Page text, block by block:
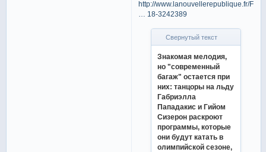
http://www.lanouvellerepublique.fr/Fran
… 18-3242389
Свернутый текст
Знакомая мелодия,
но "современный
багаж" остается при
них: танцоры на льду
Габриэлла
Пападакис и Гийом
Сизерон раскроют
программы, которые
они будут катать в
олимпийской сезоне,